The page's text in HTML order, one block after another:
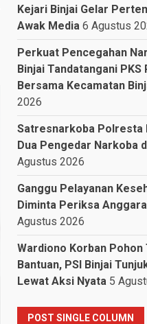
Kejari Binjai Gelar
Awak Media 6 Agustus
Perkuat Pencegahan
Binjai Tandatangani PKS
Bersama Kecamatan
2026
Satresnarkoba Polresta
Dua Pengedar Narkoba
Agustus 2026
Ganggu Pelayanan
Diminta Periksa
Agustus 2026
Wardiono Korban Pohon
Bantuan, PSI Binjai
Lewat Aksi Nyata 5
POST SINGLE COLUMN